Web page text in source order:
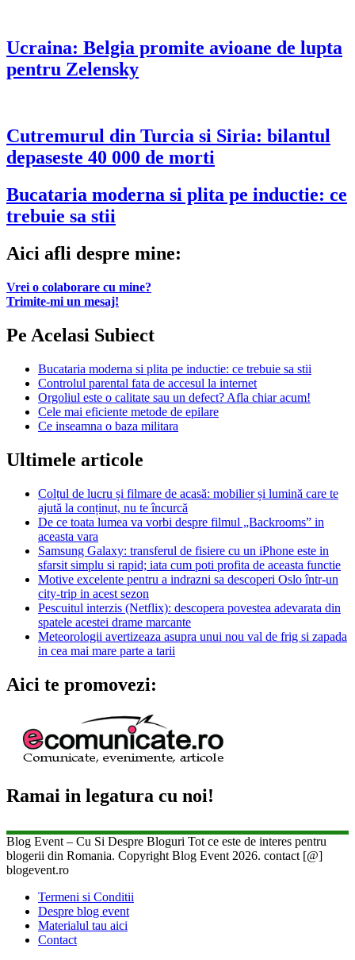
Ucraina: Belgia promite avioane de lupta
pentru Zelensky
Cutremurul din Turcia si Siria: bilantul
depaseste 40 000 de morti
Bucataria moderna si plita pe inductie: ce
trebuie sa stii
Aici afli despre mine:
Vrei o colaborare cu mine?
Trimite-mi un mesaj!
Pe Acelasi Subiect
Bucataria moderna si plita pe inductie: ce trebuie sa stii
Controlul parental fata de accesul la internet
Orgoliul este o calitate sau un defect? Afla chiar acum!
Cele mai eficiente metode de epilare
Ce inseamna o baza militara
Ultimele articole
Colțul de lucru și filmare de acasă: mobilier și lumină care te
ajută la conținut, nu te încurcă
De ce toata lumea va vorbi despre filmul „Backrooms” in
aceasta vara
Samsung Galaxy: transferul de fisiere cu un iPhone este in
sfarsit simplu si rapid; iata cum poti profita de aceasta functie
Motive excelente pentru a indrazni sa descoperi Oslo într-un
city-trip in acest sezon
Pescuitul interzis (Netflix): descopera povestea adevarata din
spatele acestei drame marcante
Meteorologii avertizeaza asupra unui nou val de frig si zapada
in cea mai mare parte a tarii
Aici te promovezi:
Ramai in legatura cu noi!
Blog Event – Cu Si Despre Bloguri Tot ce este de interes pentru
blogerii din Romania. Copyright Blog Event 2026. contact [@]
blogevent.ro
Termeni si Conditii
Despre blog event
Materialul tau aici
Contact